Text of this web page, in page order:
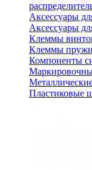
Аксессуары
Аксессуары
Клеммы
Клеммы
Компоненты
Пластиковые